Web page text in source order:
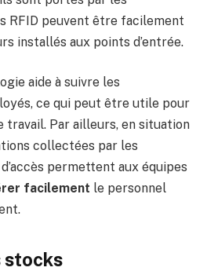
RFID peuvent être facilement
installés aux points d’entrée.
aide à suivre les
ce qui peut être utile pour
travail. Par ailleurs, en situation
collectées par les
permettent aux équipes
facilement le personnel
stocks